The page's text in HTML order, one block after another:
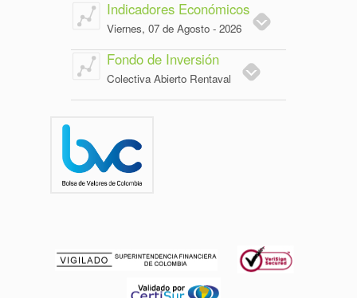
Indicadores Económicos
Viernes, 07 de Agosto - 2026
Fondo de Inversión
Colectiva Abierto Rentaval